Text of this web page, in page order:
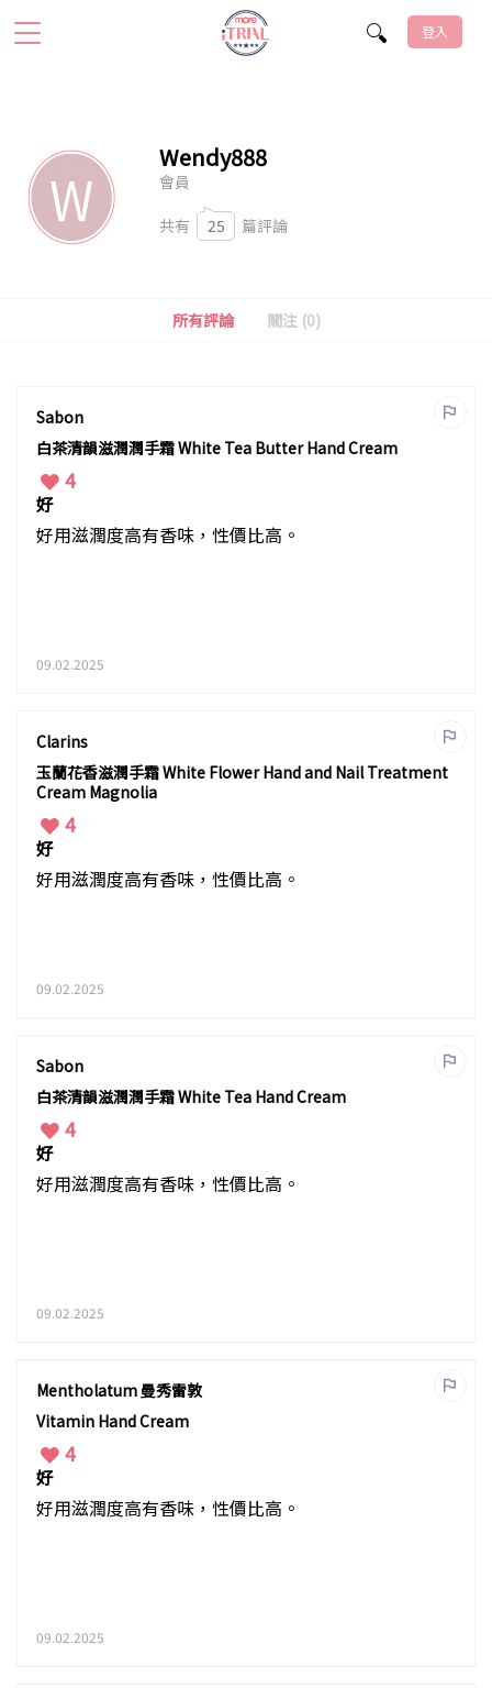
登入
Wendy888
會員
共有
25 篇評論
所有評論 關注 (0)
Sabon
白茶清韻滋潤潤手霜 White Tea Butter Hand Cream
4
好
好用滋潤度高有香味，性價比高。
09.02.2025
Clarins
玉蘭花香滋潤手霜 White Flower Hand and Nail Treatment
Cream Magnolia
4
好
好用滋潤度高有香味，性價比高。
09.02.2025
Sabon
白茶清韻滋潤潤手霜 White Tea Hand Cream
4
好
好用滋潤度高有香味，性價比高。
09.02.2025
Mentholatum 曼秀雷敦
Vitamin Hand Cream
4
好
好用滋潤度高有香味，性價比高。
09.02.2025